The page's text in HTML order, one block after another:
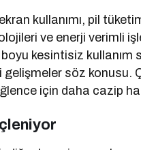
kullanımı, pil
ve enerji verimli
boyu kesintisiz
söz konusu.
için daha cazip